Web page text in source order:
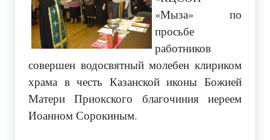
«Мыза» по
просьбе
работников
совершен водосвятный молебен клириком
храма в честь Казанской иконы Божией
Матери Приокского благочиния иереем
Иоанном Сорокиным.